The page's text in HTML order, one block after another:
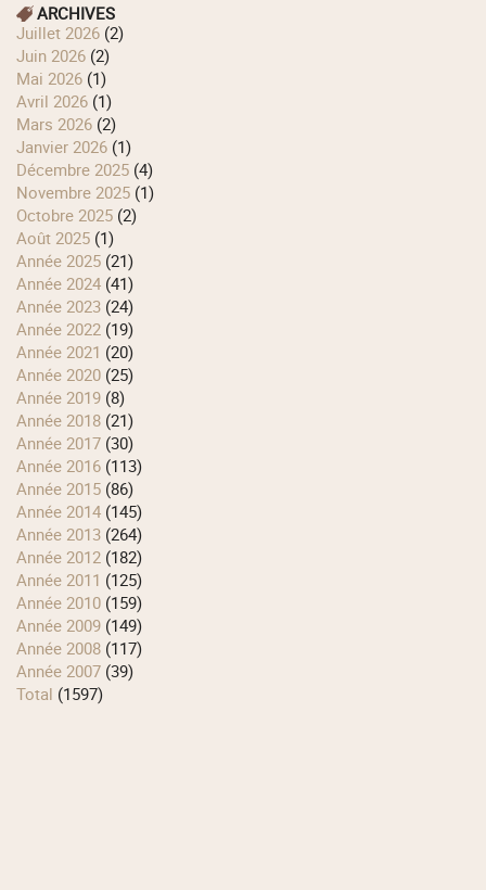
ARCHIVES
juillet 2026 (2)
juin 2026 (2)
mai 2026 (1)
avril 2026 (1)
mars 2026 (2)
janvier 2026 (1)
décembre 2025 (4)
novembre 2025 (1)
octobre 2025 (2)
août 2025 (1)
année 2025 (21)
année 2024 (41)
année 2023 (24)
année 2022 (19)
année 2021 (20)
année 2020 (25)
année 2019 (8)
année 2018 (21)
année 2017 (30)
année 2016 (113)
année 2015 (86)
année 2014 (145)
année 2013 (264)
année 2012 (182)
année 2011 (125)
année 2010 (159)
année 2009 (149)
année 2008 (117)
année 2007 (39)
total (1597)